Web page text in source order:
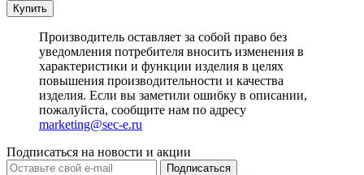
Купить
Производитель оставляет за собой право без
уведомления потребителя вносить изменения в
характеристики и функции изделия в целях
повышения производительности и качества
изделия. Если вы заметили ошибку в описании,
пожалуйста, сообщите нам по адресу
marketing@sec-e.ru
Подписаться на новости и акции
Подписаться